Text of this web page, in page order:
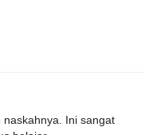
naskahnya. Ini sangat